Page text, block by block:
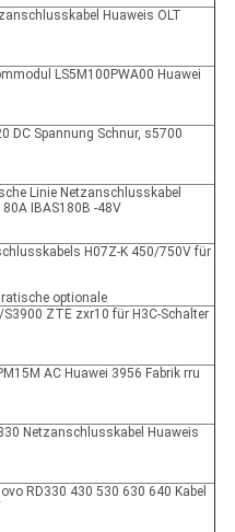
Huaweis OLT
LS5M100PWA00 Huawei
DC Spannung Schnur, s5700
Linie Netzanschlusskabel
IBAS180B -48V
H07Z-K 450/750V für
optionale
ZTE zxr10 für H3C-Schalter
AC Huawei 3956 Fabrik rru
Netzanschlusskabel Huaweis
RD330 430 530 630 640 Kabel